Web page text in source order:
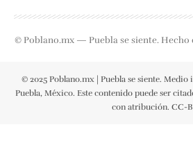
© Poblano.mx — Puebla se siente. Hecho
© 2025 Poblano.mx | Puebla se siente. Medio
Puebla, México. Este contenido puede ser
con atribución. CC-